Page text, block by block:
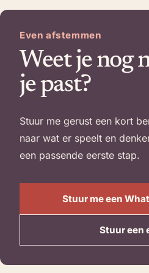
Even afstemmen
Weet je nog
je past?
Stuur me gerust een kort
naar wat er speelt en
een passende eerste stap.
Stuur me een
Stuur een